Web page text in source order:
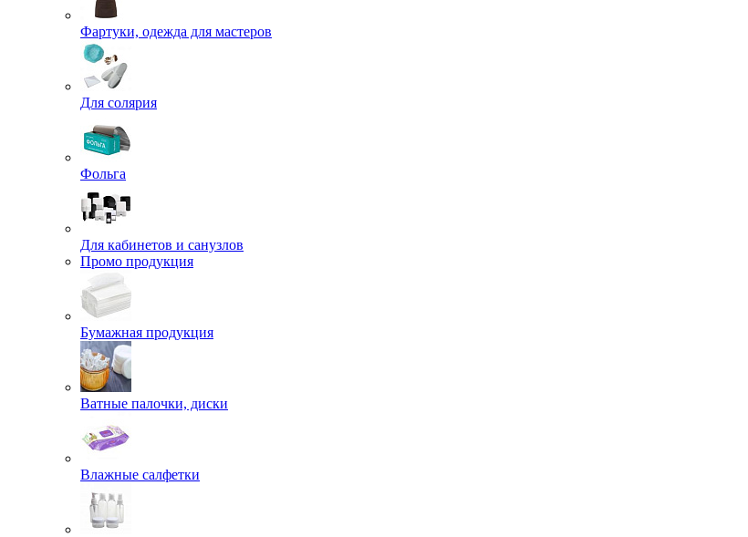
Фартуки, одежда для мастеров
Для солярия
Фольга
Для кабинетов и санузлов
Промо продукция
Бумажная продукция
Ватные палочки, диски
Влажные салфетки